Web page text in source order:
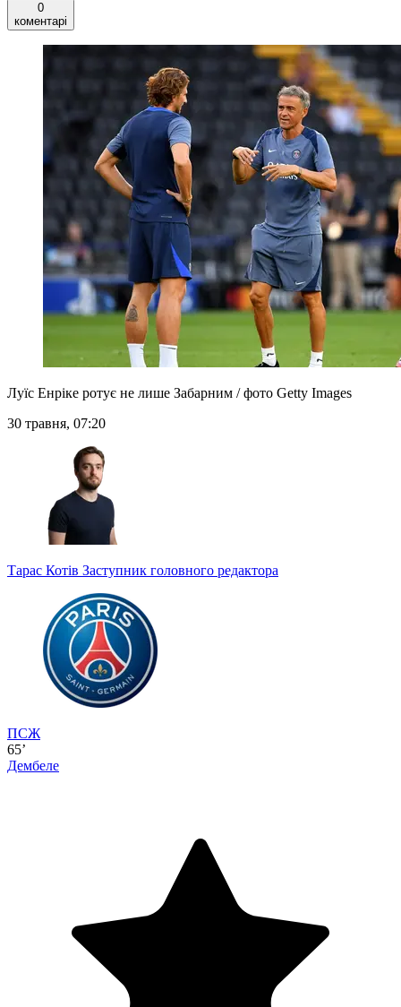
0
коментарі
Луїс Енріке ротує не лише Забарним / фото Getty Images
30 травня, 07:20
Тарас Котів Заступник головного редактора
ПСЖ
65’
Дембеле